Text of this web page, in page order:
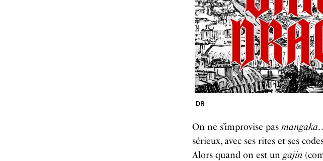
DR
On ne s’improvise pas mangaka.
sérieux, avec ses rites et ses
Alors quand on est un gajin